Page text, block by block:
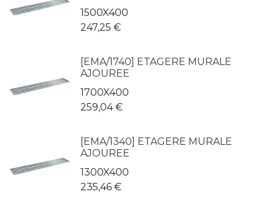
1500X400
247,25 €
[EMA/1740] ETAGERE MURALE
AJOUREE
1700X400
259,04€
[EMA/1340] ETAGERE MURALE
AJOUREE
1300X400
235,46 €